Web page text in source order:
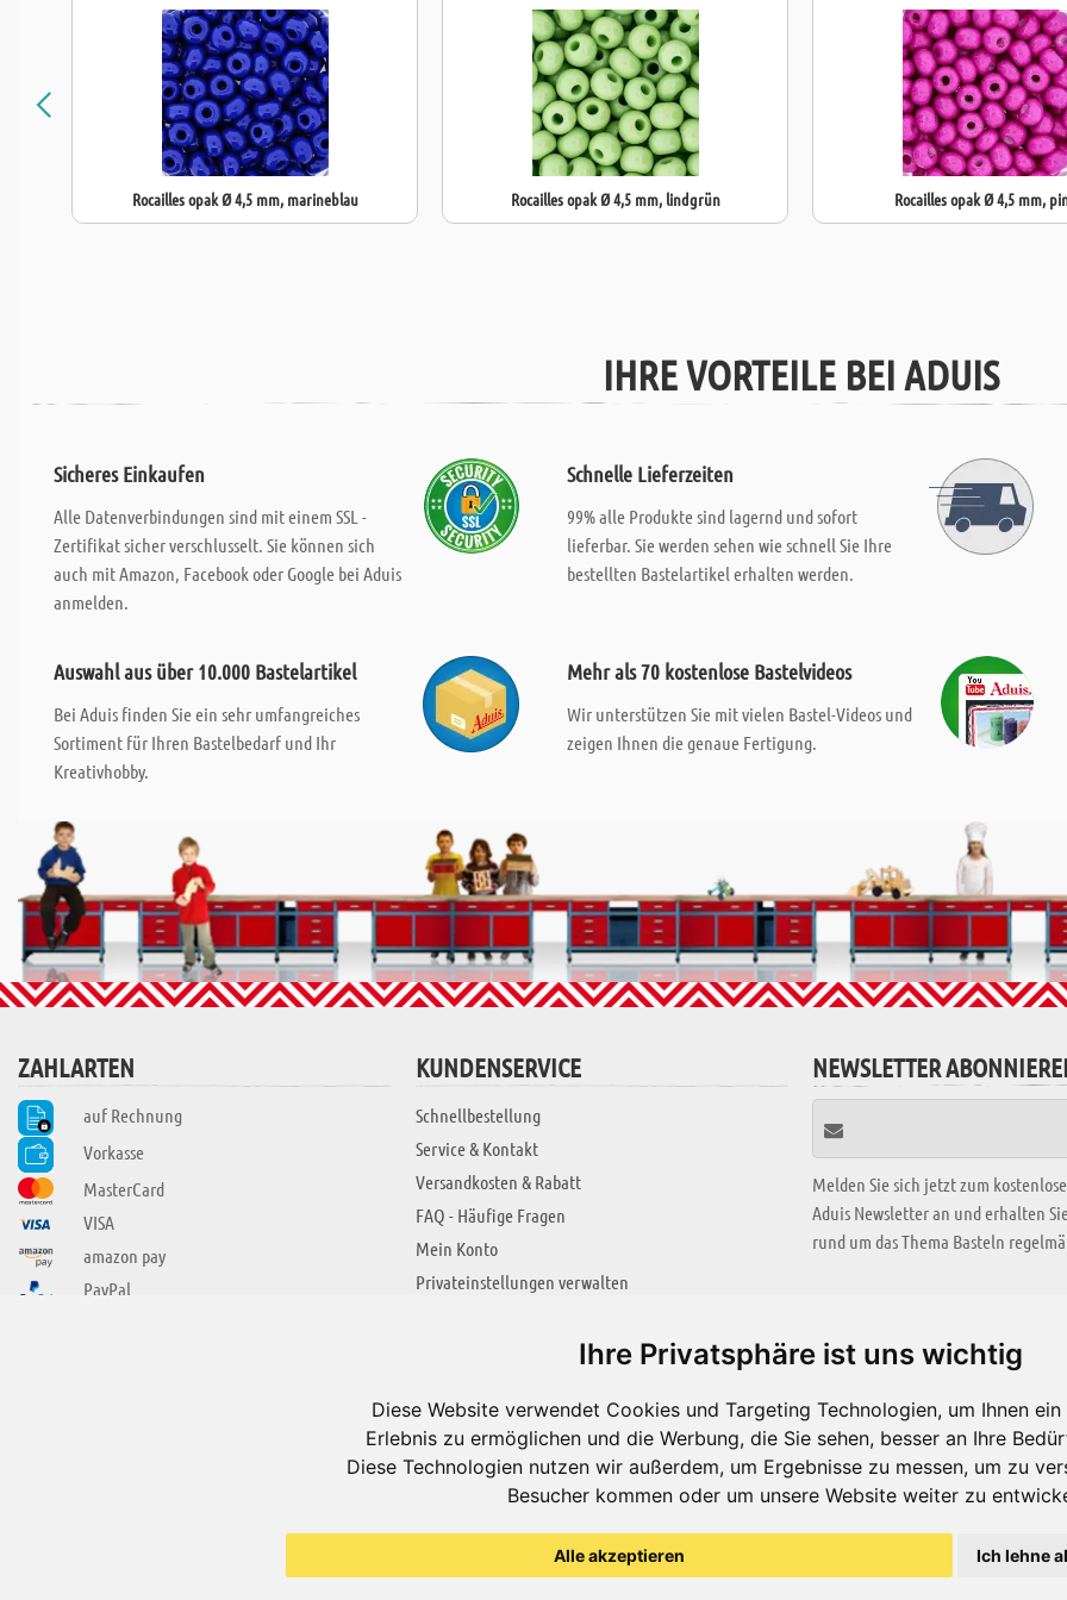
Ihre Privatsphäre ist uns wichtig
Diese Website verwendet Cookies und Targeting Technologien, um Ihnen
Erlebnis zu ermöglichen und die Werbung, die Sie sehen, besser an Ihre
Diese Technologien nutzen wir außerdem, um Ergebnisse zu messen, um zu
Besucher kommen oder um unsere Website weiter zu
Alle akzeptieren Ich lehne
Rocailles opak Ø 4,5 mm, marineblau Rocailles opak Ø 4,5 mm, lindgrün Rocailles opak Ø 4,5 mm,
IHRE VORTEILE BEI ADUIS
Sicheres Einkaufen
Alle Datenverbindungen sind mit einem SSL -
Zertifikat sicher verschlusselt. Sie können sich
auch mit Amazon, Facebook oder Google bei Aduis
anmelden.
Schnelle Lieferzeiten
99% alle Produkte sind lagernd und sofort
lieferbar. Sie werden sehen wie schnell Sie Ihre
bestellten Bastelartikel erhalten werden.
Auswahl aus über 10.000 Bastelartikel
Bei Aduis finden Sie ein sehr umfangreiches
Sortiment für Ihren Bastelbedarf und Ihr
Kreativhobby.
Mehr als 70 kostenlose Bastelvideos
Wir unterstützen Sie mit vielen Bastel-Videos und
zeigen Ihnen die genaue Fertigung.
ZAHLARTEN
auf Rechnung
Vorkasse
MasterCard
VISA
amazon pay
PayPal
KUNDENSERVICE
Schnellbestellung
Service & Kontakt
Versandkosten & Rabatt
FAQ - Häufige Fragen
Mein Konto
Privateinstellungen verwalten
NEWSLETTER
Melden Sie sich jetzt zum
Aduis Newsletter an und erhalten
rund um das Thema Basteln
Jobs
Impressum
Datenschutzerklärung
KREATIV ZONE
Alle Videos
Bastelideen
Arbeitsblätter